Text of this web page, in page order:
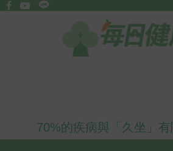
70%的疾病與「久坐」有